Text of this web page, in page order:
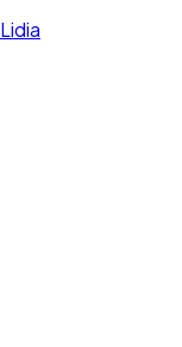
Lidia